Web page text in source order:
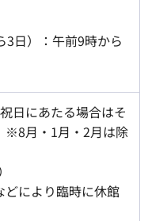
3日）：午前9時から
日にあたる場合はそ
※8月・1月・2月は除
どにより臨時に休館